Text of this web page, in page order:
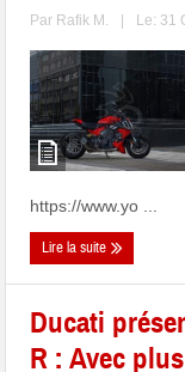
Par Rafik M. Le: 31
https://www.yo ...
Lire la suite
Ducati
R : Avec